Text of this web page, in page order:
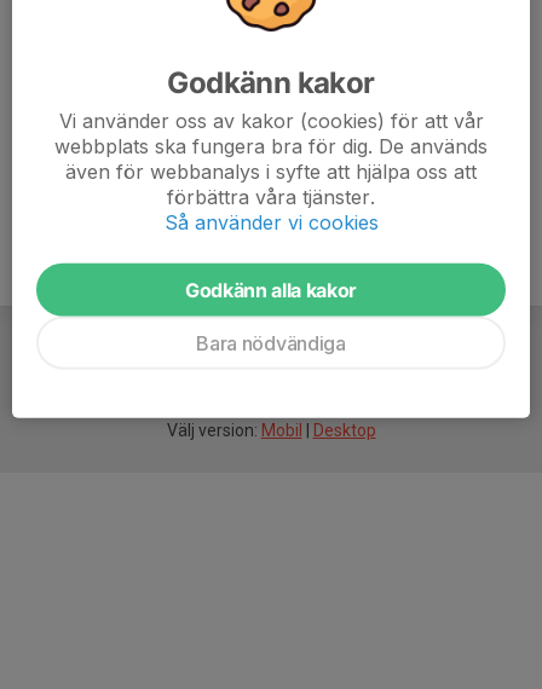
Välj version: Mobil Desktop
Godkänn kakor
Vi använder oss av kakor (cookies) för att vår
webbplats ska fungera bra för dig. De används
även för webbanalys i syfte att hjälpa oss att
förbättra våra tjänster.
Så använder vi cookies
Godkänn alla kakor
Bara nödvändiga